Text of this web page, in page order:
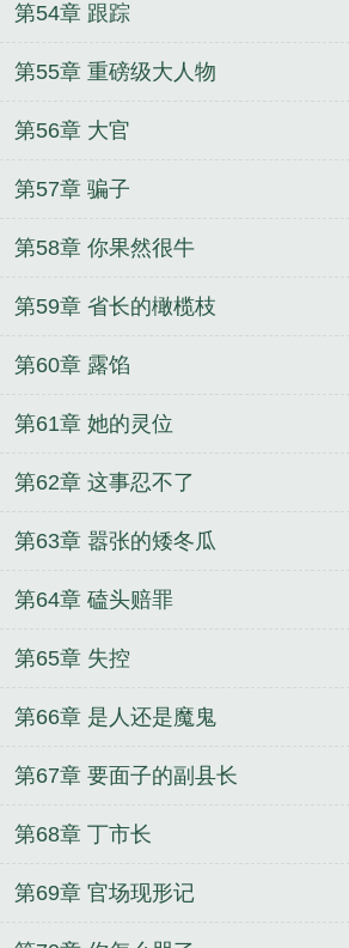
第54章 跟踪
第55章 重磅级大人物
第56章 大官
第57章 骗子
第58章 你果然很牛
第59章 省长的橄榄枝
第60章 露馅
第61章 她的灵位
第62章 这事忍不了
第63章 嚣张的矮冬瓜
第64章 磕头赔罪
第65章 失控
第66章 是人还是魔鬼
第67章 要面子的副县长
第68章 丁市长
第69章 官场现形记